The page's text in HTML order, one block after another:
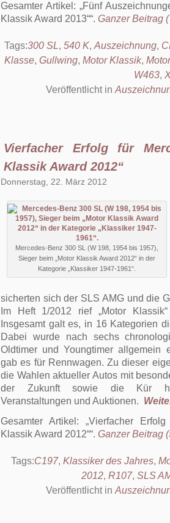
Gesamter Artikel:
Fünf
Klassik Award 2013“ . Ganzer Beitrag
Tags:300 SL, 540 K, Auszeichnung,
Klasse, Gullwing, Motor Klassik,
W463,
Veröffentlicht in
Vierfacher Erfolg für
Klassik Award 2012“
Donnerstag, 22. März 2012
Mercedes-Benz 300 SL (W 198, 1954 bis 1957),
Sieger beim „Motor Klassik Award 2012“ in der
Kategorie „Klassiker 1947-1961“.
sicherten sich der SLS AMG und die
Im Heft 1/2012 rief „Motor
Insgesamt galt es, in 16 Kategorien
Dabei wurde nach sechs
Oldtimer und Youngtimer allgemein
gab es für Rennwagen. Zu dieser
die Wahlen aktueller Autos mit
der Zukunft sowie die Kür
Veranstaltungen und Auktionen.
Gesamter Artikel:
Vierfacher
Klassik Award 2012“ . Ganzer Beitrag
Tags:C197, Klassiker des Jahres,
2012, R107, SLS
Veröffentlicht in